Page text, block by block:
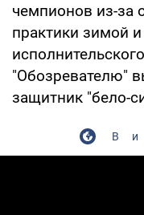
чемпионов из-за
практики зимой
"Обозревателю"
защитник "бело-